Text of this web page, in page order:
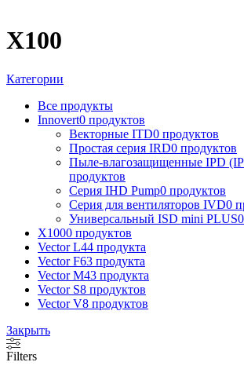
X100
Категории
Все продукты
Innovert0 продуктов
Векторные ITD0 продуктов
Простая серия IRD0 продуктов
Пыле-влагозащищенные IPD
продуктов
Серия IHD Pump0 продуктов
Серия для вентиляторов IVD0
Универсальный ISD mini PLUS
X1000 продуктов
Vector L44 продукта
Vector F63 продукта
Vector M43 продукта
Vector S8 продуктов
Vector V8 продуктов
Закрыть
Filters